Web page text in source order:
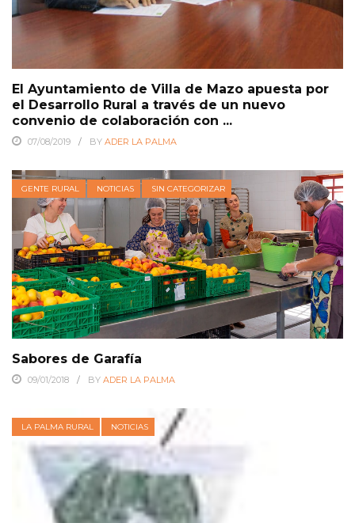
El Ayuntamiento de Villa de Mazo apuesta por
el Desarrollo Rural a través de un nuevo
convenio de colaboración con ...
07/08/2019 BY ADER LA PALMA
GENTE RURAL NOTICIAS SIN CATEGORIZAR
Sabores de Garafía
09/01/2018 BY ADER LA PALMA
LA PALMA RURAL NOTICIAS